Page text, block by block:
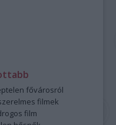
fővárosról
filmek
film